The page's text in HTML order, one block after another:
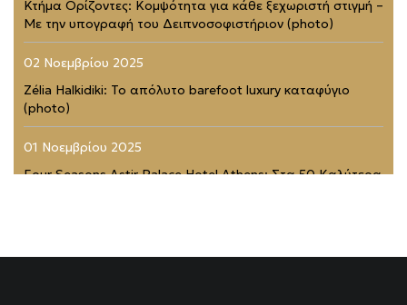
Κτήμα Ορίζοντες: Κομψότητα για κάθε ξεχωριστή στιγμή –
Με την υπογραφή του Δειπνοσοφιστήριον (photo)
02 Νοεμβρίου 2025
Zélia Halkidiki: Το απόλυτο barefoot luxury καταφύγιο
(photo)
01 Νοεμβρίου 2025
Four Seasons Astir Palace Hotel Athens: Στα 50 Καλύτερα
Rodopou & Beyond: Ένα από τα πιο εντυπωσιακά